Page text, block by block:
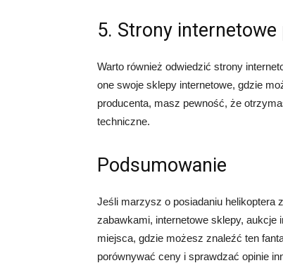
5. Strony
Warto również odwiedzić strony
one swoje sklepy internetowe, gdzie
producenta, masz pewność, że
techniczne.
Podsumowanie
Jeśli marzysz o posiadaniu helikoptera
zabawkami, internetowe sklepy,
miejsca, gdzie możesz znaleźć ten
porównywać ceny i sprawdzać opinie